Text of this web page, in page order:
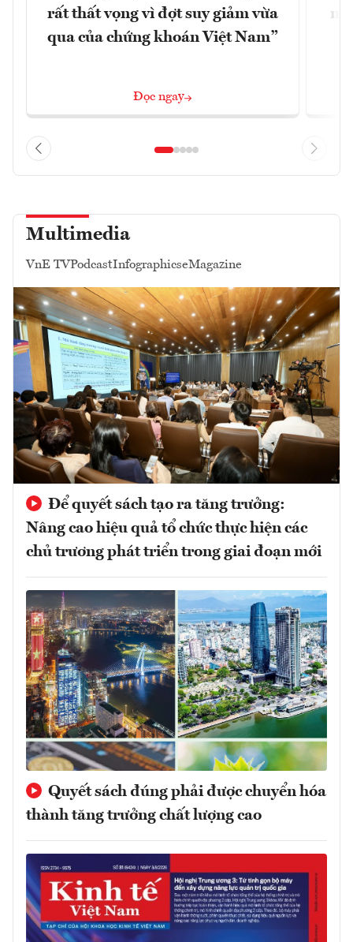
rất thất vọng vì đợt suy giảm vừa
qua của chứng khoán Việt Nam”
Đọc ngay
Multimedia
VnE TVPodcastInfographicseMagazine
Để quyết sách tạo ra tăng trưởng:
Nâng cao hiệu quả tổ chức thực hiện các
chủ trương phát triển trong giai đoạn mới
Quyết sách đúng phải được chuyển hóa
thành tăng trưởng chất lượng cao